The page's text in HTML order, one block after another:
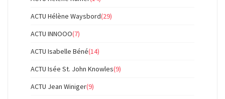
ACTU Hélène Waysbord(29)
ACTU INNOOO(7)
ACTU Isabelle Béné(14)
ACTU Isée St. John Knowles(9)
ACTU Jean Winiger(9)